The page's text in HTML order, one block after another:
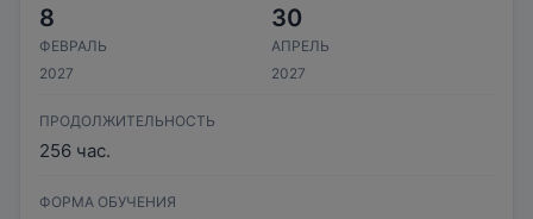
8
ФЕВРАЛЬ
2027
30
АПРЕЛЬ
2027
ПРОДОЛЖИТЕЛЬНОСТЬ
256 час.
ФОРМА ОБУЧЕНИЯ